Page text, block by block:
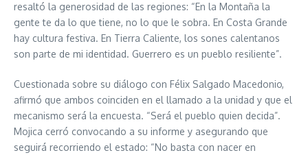
resaltó la generosidad de las regiones: “En la Montaña la
gente te da lo que tiene, no lo que le sobra. En Costa Grande
hay cultura festiva. En Tierra Caliente, los sones calentanos
son parte de mi identidad. Guerrero es un pueblo resiliente”.
Cuestionada sobre su diálogo con Félix Salgado Macedonio,
afirmó que ambos coinciden en el llamado a la unidad y que el
mecanismo será la encuesta. “Será el pueblo quien decida”.
Mojica cerró convocando a su informe y asegurando que
seguirá recorriendo el estado: “No basta con nacer en